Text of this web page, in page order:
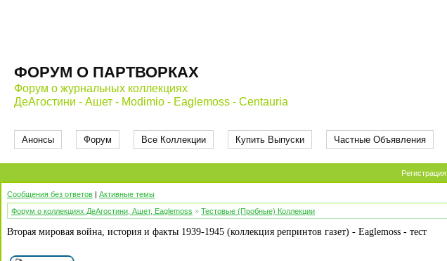
ФОРУМ О ПАРТВОРКАХ
Форум о журнальных коллекциях
ДеАгостини - Ашет - Modimio - Eaglemoss - Centauria
Анонсы Форум Все Коллекции Купить Выпуски Частные Объявления
Регистрация
Сообщения без ответов | Активные темы
Форум о коллекциях ДеАгостини, Ашет, Eaglemoss » Тестовые (Пробные) Коллекции
Вторая мировая война, история и факты 1939-1945 (коллекция репринтов газет) - Eaglemoss - тест